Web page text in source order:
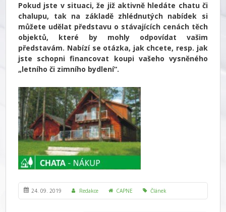
Pokud jste v situaci, že již aktivně hledáte chatu či
chalupu, tak na základě zhlédnutých nabídek si
můžete udělat představu o stávajících cenách těch
objektů, které by mohly odpovídat vašim
představám. Nabízí se otázka, jak chcete, resp. jak
jste schopni financovat koupi vašeho vysněného
„letního či zimního bydlení“.
24. 09. 2019 Redakce CAPNE Článek